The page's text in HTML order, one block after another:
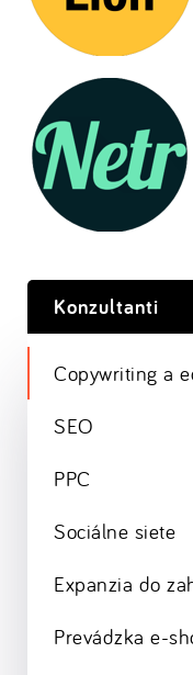
Konzultanti
Copywriting a
SEO
PPC
Sociálne siete
Expanzia do
Prevádzka e-